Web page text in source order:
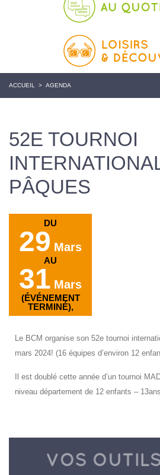
ACCUEIL > AGENDA
52E TOURNOI
PÂQUES
DU
29 Mars
AU
31 Mars
(ÉVÉNEMENT
TERMINÉ),
Le BCM organise son 52e tournoi
mars 2024! (16 équipes d’environ 12
Il est doublé cette année d’un tournoi
niveau département de 12 enfants –